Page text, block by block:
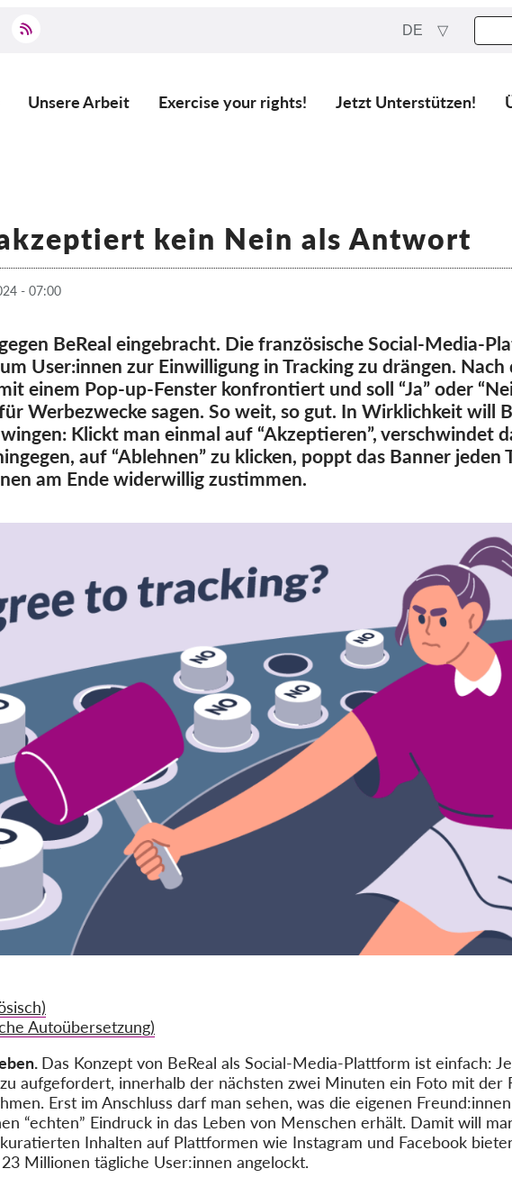
DE
Unsere Arbeit Exercise your rights! Jetzt Unterstützen!
kein Nein als Antwort
- 07:00
BeReal eingebracht. Die französische Social-Media-
User:innen zur Einwilligung in Tracking zu drängen. Nach
einem Pop-up-Fenster konfrontiert und soll “Ja” oder
Werbezwecke sagen. So weit, so gut. In Wirklichkeit will
Klickt man einmal auf “Akzeptieren”, verschwindet
auf “Ablehnen” zu klicken, poppt das Banner jeden
am Ende widerwillig zustimmen.
Autoübersetzung)
Das Konzept von BeReal als Social-Media-Plattform ist einfach:
aufgefordert, innerhalb der nächsten zwei Minuten ein Foto mit der
Erst im Anschluss darf man sehen, was die eigenen
“echten” Eindruck in das Leben von Menschen erhält. Damit will
Inhalten auf Plattformen wie Instagram und Facebook
Millionen tägliche User:innen angelockt.